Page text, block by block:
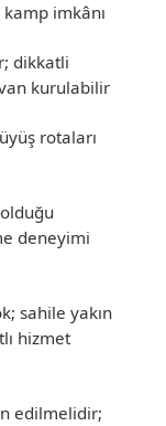
imkânı
dikkatli
kurulabilir
rotaları
deneyimi
sahile yakın
hizmet
edilmelidir;